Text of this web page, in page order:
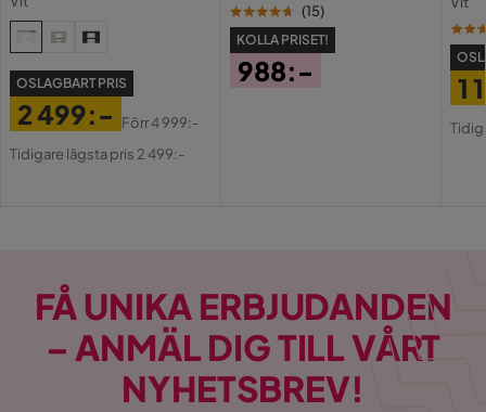
OSLAGBART PRIS
Pris
2 499:-
Original
Förr4 999:-
Tidigare lägsta pris 2 499:-
(15)
KOLLA PRISET!
988:-
1
FÅ UNIKA ERBJUDANDEN
– ANMÄL DIG TILL VÅRT
NYHETSBREV!